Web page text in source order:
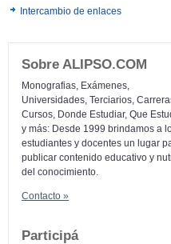
Intercambio de enlaces
Sobre ALIPSO.COM
Monografias, Exámenes,
Universidades, Terciarios,
Cursos, Donde Estudiar, Que
y más: Desde 1999 brindamos a
estudiantes y docentes un lugar
publicar contenido educativo y
del conocimiento.
Contacto »
Participá